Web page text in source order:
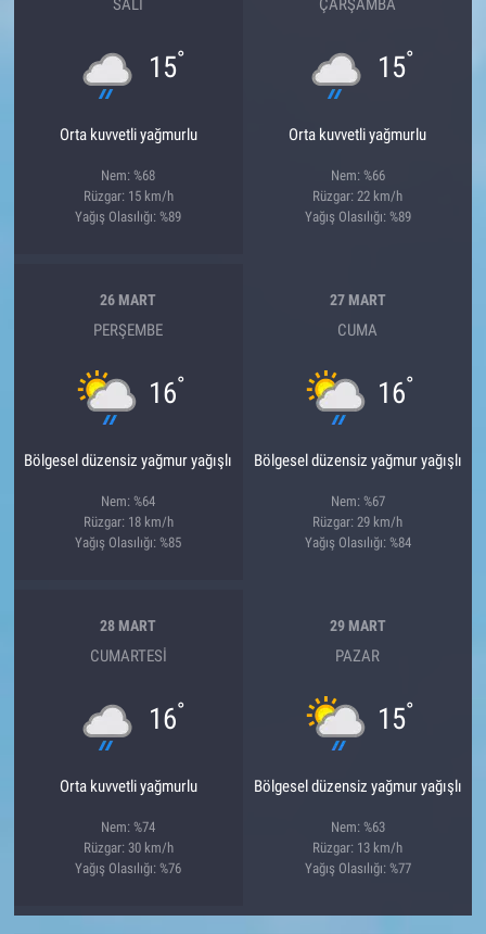
SALI
15°
Orta kuvvetli yağmurlu
Nem: %68
Rüzgar: 15 km/h
Yağış Olasılığı: %89
ÇARŞAMBA
15°
Orta kuvvetli yağmurlu
Nem: %66
Rüzgar: 22 km/h
Yağış Olasılığı: %89
26 MART
PERŞEMBE
16°
Bölgesel düzensiz yağmur yağışlı
Nem: %64
Rüzgar: 18 km/h
Yağış Olasılığı: %85
27 MART
CUMA
16°
Bölgesel düzensiz yağmur yağışlı
Nem: %67
Rüzgar: 29 km/h
Yağış Olasılığı: %84
28 MART
CUMARTESI
16°
Orta kuvvetli yağmurlu
Nem: %74
Rüzgar: 30 km/h
Yağış Olasılığı: %76
29 MART
PAZAR
15°
Bölgesel düzensiz yağmur yağışlı
Nem: %63
Rüzgar: 13 km/h
Yağış Olasılığı: %77